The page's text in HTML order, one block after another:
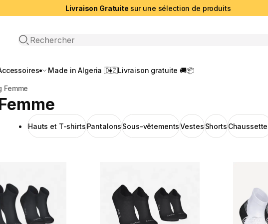
Livraison Gratuite sur une sélection de produits
Recherche ouverte
Made in Algeria 🇩🇿Livraison gratuite 🚚📦
Femme
Hauts et T-shirts Pantalons Sous-vêtementsVestes Shorts